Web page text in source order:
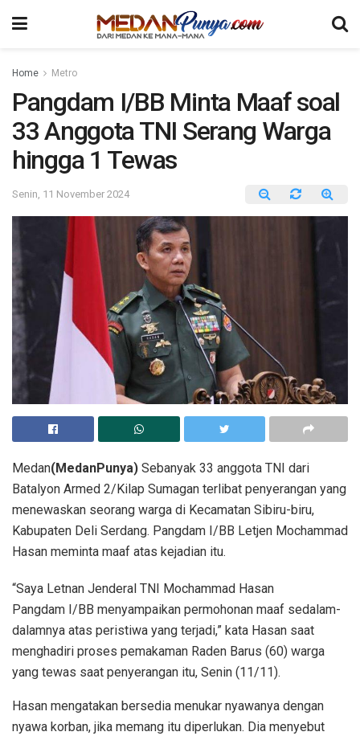
Home Metro
Pangdam I/BB Minta Maaf soal
33 Anggota TNI Serang Warga
hingga 1 Tewas
Senin, 11 November 2024
Medan(MedanPunya) Sebanyak 33 anggota TNI dari
Batalyon Armed 2/Kilap Sumagan terlibat penyerangan yang
menewaskan seorang warga di Kecamatan Sibiru-biru,
Kabupaten Deli Serdang. Pangdam I/BB Letjen Mochammad
Hasan meminta maaf atas kejadian itu.
“Saya Letnan Jenderal TNI Mochammad Hasan
Pangdam I/BB menyampaikan permohonan maaf sedalam-
dalamnya atas peristiwa yang terjadi,” kata Hasan saat
menghadiri proses pemakaman Raden Barus (60) warga
yang tewas saat penyerangan itu, Senin (11/11).
Hasan mengatakan bersedia menukar nyawanya dengan
nyawa korban, jika memang itu diperlukan. Dia menyebut